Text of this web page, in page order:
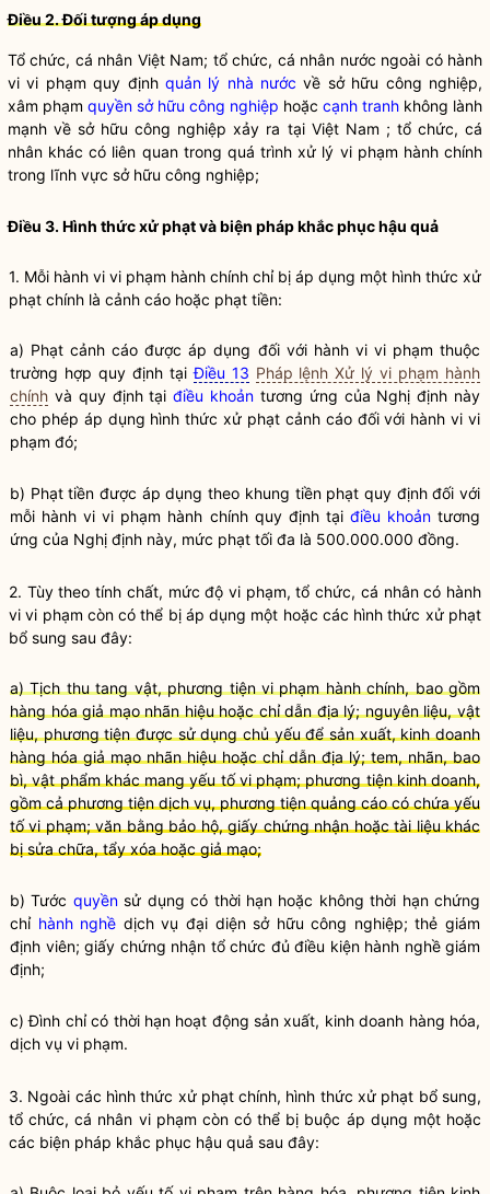
Điều 2. Đối tượng áp dụng
Tổ chức, cá nhân Việt Nam; tổ chức, cá nhân nước ngoài có hành
vi vi phạm quy định quản lý nhà nước về sở hữu công nghiệp,
xâm phạm quyền sở hữu công nghiệp hoặc cạnh tranh không lành
mạnh về sở hữu công nghiệp xảy ra tại Việt Nam ; tổ chức, cá
nhân khác có liên quan trong quá trình xử lý vi phạm hành chính
trong lĩnh vực sở hữu công nghiệp;
Điều 3. Hình thức xử phạt và biện pháp khắc phục hậu quả
1. Mỗi hành vi vi phạm hành chính chỉ bị áp dụng một hình thức xử
phạt chính là cảnh cáo hoặc phạt tiền:
a) Phạt cảnh cáo được áp dụng đối với hành vi vi phạm thuộc
trường hợp quy định tạiĐiều 13 Pháp lệnh Xử lý vi phạm hành
chính và quy định tạiđiều khoản tương ứng của Nghị định này
cho phép áp dụng hình thức xử phạt cảnh cáo đối với hành vi vi
phạm đó;
b) Phạt tiền được áp dụng theo khung tiền phạt quy định đối với
mỗi hành vi vi phạm hành chính quy định tại điều khoảntương
ứng của Nghị định này, mức phạt tối đa là 500.000.000 đồng.
2. Tùy theo tính chất, mức độ vi phạm, tổ chức, cá nhân có hành
vi vi phạm còn có thể bị áp dụng một hoặc các hình thức xử phạt
bổ sung sau đây:
a) Tịch thu tang vật, phương tiện vi phạm hành chính, bao gồm
hàng hóa giả mạo nhãn hiệu hoặc chỉ dẫn địa lý; nguyên liệu, vật
liệu, phương tiện được sử dụng chủ yếu để sản xuất, kinh doanh
hàng hóa giả mạo nhãn hiệu hoặc chỉ dẫn địa lý; tem, nhãn, bao
bì, vật phẩm khác mang yếu tố vi phạm; phương tiện kinh doanh,
gồm cả phương tiện dịch vụ, phương tiện quảng cáo có chứa yếu
tố vi phạm; văn bằng bảo hộ, giấy chứng nhận hoặc tài liệu khác
bị sửa chữa, tẩy xóa hoặc giả mạo;
b) Tước quyềnsử dụng có thời hạn hoặc không thời hạn chứng
chỉ hành nghề dịch vụ đại diện sở hữu công nghiệp; thẻ giám
định viên; giấy chứng nhận tổ chức đủ điều kiện hành nghềgiám
định;
c) Đình chỉ có thời hạn hoạt động sản xuất, kinh doanh hàng hóa,
dịch vụ vi phạm.
3. Ngoài các hình thức xử phạt chính, hình thức xử phạt bổ sung,
tổ chức, cá nhân vi phạm còn có thể bị buộc áp dụng một hoặc
các biện pháp khắc phục hậu quả sau đây: